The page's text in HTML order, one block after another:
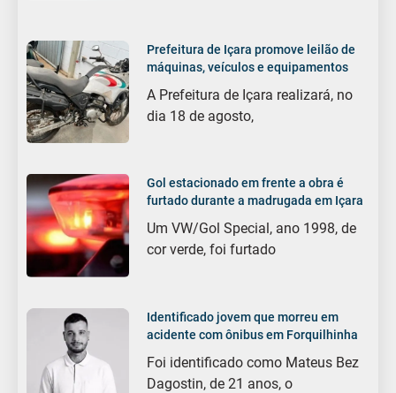
Prefeitura de Içara promove leilão de
máquinas, veículos e equipamentos
A Prefeitura de Içara realizará, no
dia 18 de agosto,
Gol estacionado em frente a obra é
furtado durante a madrugada em Içara
Um VW/Gol Special, ano 1998, de
cor verde, foi furtado
Identificado jovem que morreu em
acidente com ônibus em Forquilhinha
Foi identificado como Mateus Bez
Dagostin, de 21 anos, o